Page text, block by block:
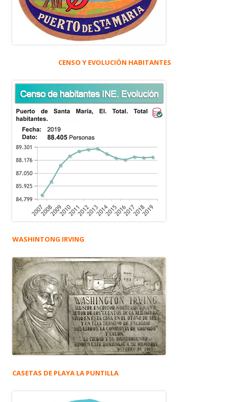
CENSO Y EVOLUCIÓN HABITANTES
WASHINTONG IRVING
CASETAS DE PLAYA LA PUNTILLA